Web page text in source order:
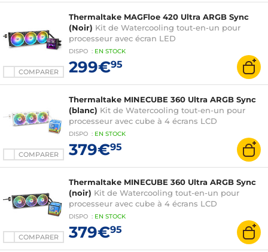
COMPARER
Thermaltake MAGFloe 420 Ultra ARGB Sync
(Noir) Kit de Watercooling tout-en-un pour
processeur avec écran LED
DISPO : EN STOCK
299€95
COMPARER
Thermaltake MINECUBE 360 Ultra ARGB Sync
(blanc) Kit de Watercooling tout-en-un pour
processeur avec cube à 4 écrans LCD
DISPO : EN STOCK
379€95
COMPARER
Thermaltake MINECUBE 360 Ultra ARGB Sync
(noir) Kit de Watercooling tout-en-un pour
processeur avec cube à 4 écrans LCD
DISPO : EN STOCK
379€95